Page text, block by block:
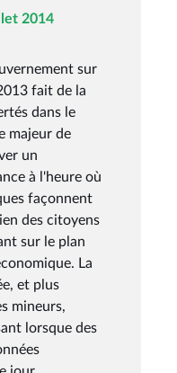
2014
sur
fait de la
dans le
majeur de
un
à l'heure où
façonnent
des citoyens
sur le plan
La
et plus
mineurs,
lorsque des